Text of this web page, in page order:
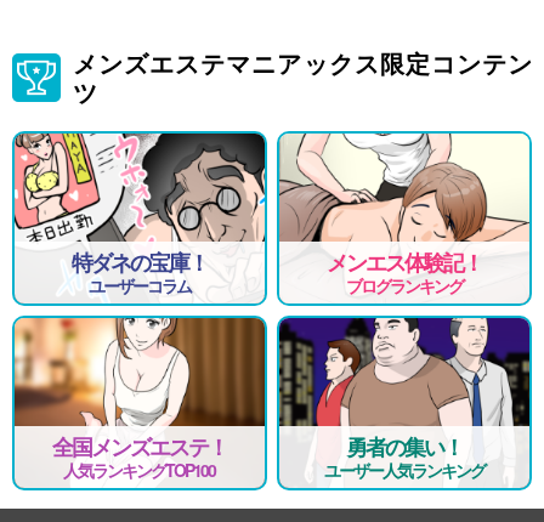
メンズエステマニアックス限定コンテン
ツ
特ダネの宝庫！
ユーザーコラム
メンエス体験記！
ブログランキング
全国メンズエステ！
人気ランキングTOP100
勇者の集い！
ユーザー人気ランキング